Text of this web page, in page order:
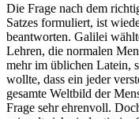
Die Frage nach dem
Satzes formuliert, ist
beantworten. Galilei
Lehren, die normalen
mehr im üblichen Latein,
wollte, dass ein jeder
gesamte Weltbild der
Frage sehr ehrenvoll.